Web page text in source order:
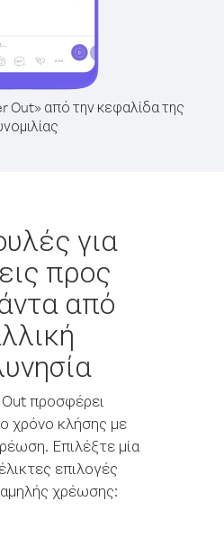
Out» από την κεφαλίδα της
για
προς
από
προσφέρει
χρόνο κλήσης με
Επιλέξτε μία
επιλογές
χρέωσης: